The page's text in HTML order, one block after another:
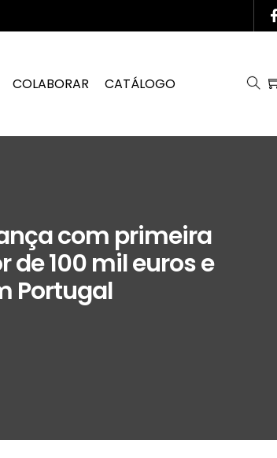
COLABORAR CATÁLOGO
com primeira
100 mil euros e
Portugal